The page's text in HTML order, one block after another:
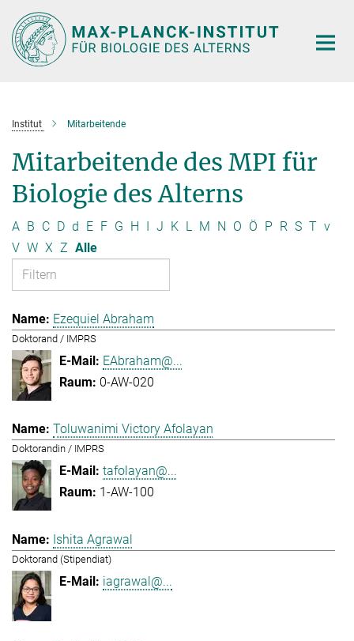
Hauptinhalt
Institut Mitarbeitende
Mitarbeitende des MPI für
Biologie des Alterns
A B C D d E F G H I J K L M N O Ö P R S T v
V W X Z Alle
Ezequiel Abraham
Doktorand / IMPRS
EAbraham@...
0-AW-020
Toluwanimi Victory Afolayan
Doktorandin / IMPRS
tafolayan@...
1-AW-100
Ishita Agrawal
Doktorand (Stipendiat)
iagrawal@...